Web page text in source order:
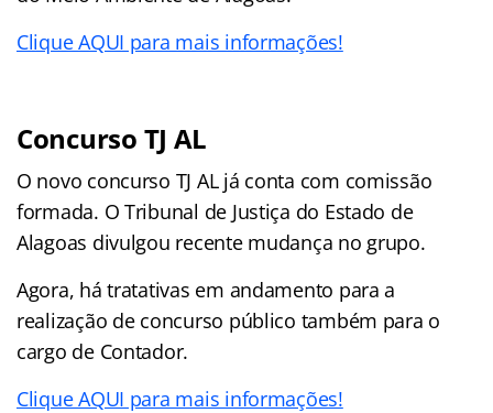
Clique AQUI para mais informações!
Concurso TJ AL
O novo concurso TJ AL já conta com comissão
formada. O Tribunal de Justiça do Estado de
Alagoas divulgou recente mudança no grupo.
Agora, há tratativas em andamento para a
realização de concurso público também para o
cargo de Contador.
Clique AQUI para mais informações!